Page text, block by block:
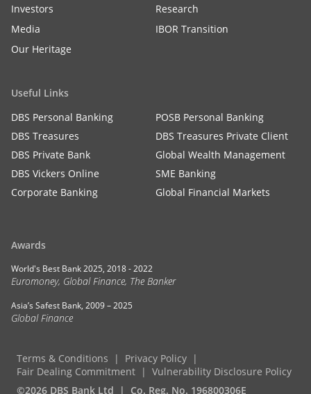
Investors
Research
Media
IBOR Transition
Our Heritage
Useful Links
DBS Personal Banking
POSB Personal Banking
DBS Treasures
DBS Treasures Private Client
DBS Private Bank
Global Wealth Management
DBS Vickers Online
SME Banking
Corporate Banking
Global Financial Markets
Awards
World's Best Bank 2025, 2018 - 2022
Euromoney, Global Finance, The Banker
Asia’s Safest Bank, 2009 – 2025
Global Finance
Terms & Conditions
Privacy Policy
Fair Dealing Commitment
Vulnerability Disclosure Policy
©2026 DBS Bank Ltd
Co. Reg. No. 196800306E